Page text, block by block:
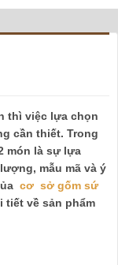
thì việc lựa chọn
cần thiết. Trong
món là sự lựa
mẫu mã và ý
cơ sở gốm sứ
tiết về sản phẩm